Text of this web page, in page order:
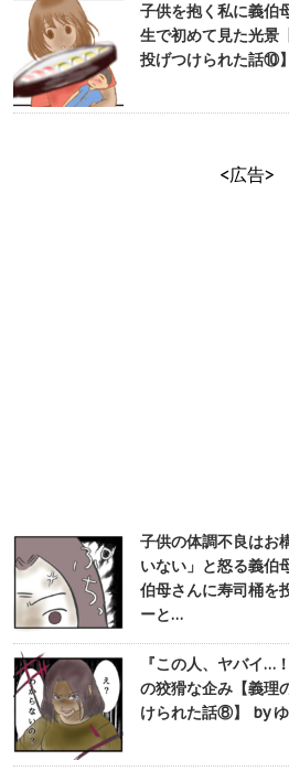
子供を抱く私に義伯
生で初めて見た光景
投げつけられた話⑩
<広告>
子供の体調不良はお
いない」と怒る義伯
伯母さんに寿司桶を
ーと…
『この人、ヤバイ…
の狡猾な企み【義理
けられた話⑧】 by